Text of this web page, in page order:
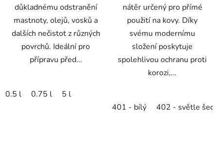
důkladnému odstranění
mastnoty, olejů, vosků a
dalších nečistot z různých
povrchů. Ideální pro
přípravu před...
0.5 l 0.75 l 5 l
nátěr určený pro přímé
použití na kovy. Díky
svému modernímu
složení poskytuje
spolehlivou ochranu proti
korozi,...
401 - bílý 402 - světle šedý